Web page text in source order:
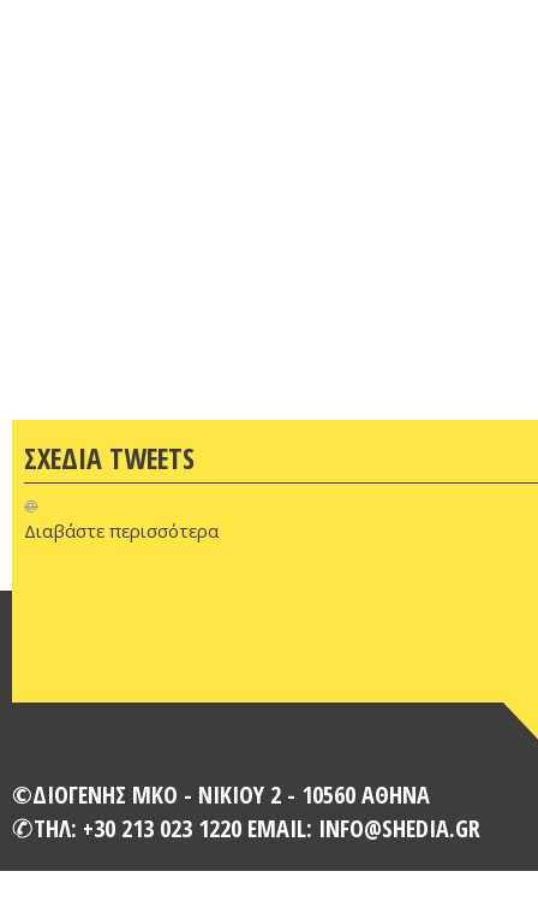
ΣΧΕΔΙΑ TWEETS
@
Διαβάστε περισσότερα
©ΔΙΟΓΕΝΗΣ ΜΚΟ - ΝΙΚΙΟΥ 2 - 10560 ΑΘΗΝΑ
ΤΗΛ: +30 213 023 1220 EMAIL: INFO@SHEDIA.GR